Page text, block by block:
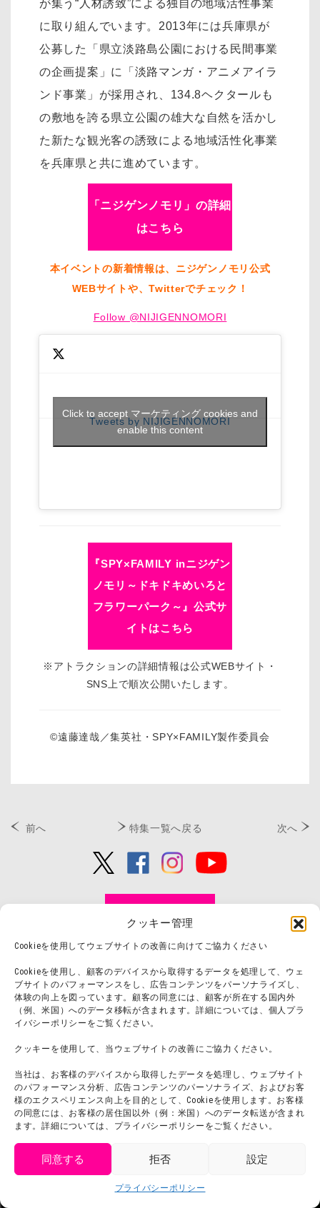
クッキー管理
Cookieを使用してウェブサイトの改善に向けてご協力ください
Cookieを使用し、顧客のデバイスから取得するデータを処理して、ウェ
ブサイトのパフォーマンスをし、広告コンテンツをパーソナライズし、
体験の向上を図っています。顧客の同意には、顧客が所在する国内外
（例、米国）へのデータ移転が含まれます。詳細については、個人プラ
イバシーポリシーをご覧ください。
クッキーを使用して、当ウェブサイトの改善にご協力ください。
当社は、お客様のデバイスから取得したデータを処理し、ウェブサイト
のパフォーマンス分析、広告コンテンツのパーソナライズ、およびお客
様のエクスペリエンス向上を目的として、Cookieを使用します。お客様
の同意には、お客様の居住国以外（例：米国）へのデータ転送が含まれ
ます。詳細については、プライバシーポリシーをご覧ください。
同意する 拒否 設定
プライバシーポリシー
が集う“人材誘致”による独自の地域活性事業
に取り組んでいます。2013年には兵庫県が
公募した「県立淡路島公園における民間事業
の企画提案」に「淡路マンガ・アニメアイラ
ンド事業」が採用され、134.8ヘクタールも
の敷地を誇る県立公園の雄大な自然を活かし
た新たな観光客の誘致による地域活性化事業
を兵庫県と共に進めています。
「ニジゲンノモリ」の詳細
はこちら
本イベントの新着情報は、ニジゲンノモリ公式
WEBサイトや、Twitterでチェック！
Follow @NIJIGENNOMORI
Tweets by NIJIGENNOMORI
Click to accept マーケティング cookies and
enable this content
『SPY×FAMILY inニジゲン
ノモリ～ドキドキめいろと
フラワーパーク～』公式サ
イトはこちら
※アトラクションの詳細情報は公式WEBサイト・
SNS上で順次公開いたします。
©遠藤達哉／集英社・SPY×FAMILY製作委員会
前へ 特集一覧へ戻る 次へ
イベント＆特集 園内マップ
料金＆営業案内